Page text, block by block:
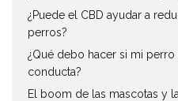
¿Puede el CBD ayudar a
perros?
¿Qué debo hacer si mi
conducta?
El boom de las mascotas y